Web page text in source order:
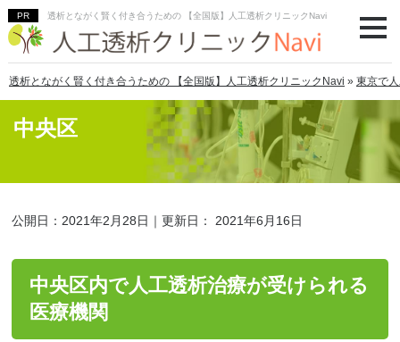
透析とながく賢く付き合うための 【全国版】人工透析クリニックNavi
透析とながく賢く付き合うための 【全国版】人工透析クリニックNavi » 東京で
中央区
公開日： 2021年2月28日 ｜更新日： 2021年6月16日
中央区内で人工透析治療が受けられる
医療機関